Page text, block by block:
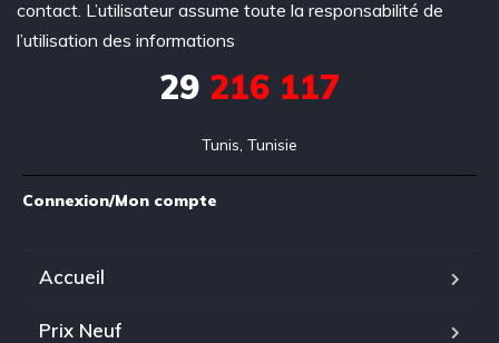
contact. L’utilisateur assume toute la responsabilité de
l’utilisation des informations
29 216 117
Tunis, Tunisie
Connexion/Mon compte
Accueil
Prix Neuf